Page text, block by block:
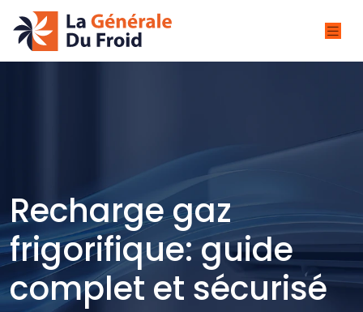
Recharge gaz
frigorifique: guide
complet et sécurisé